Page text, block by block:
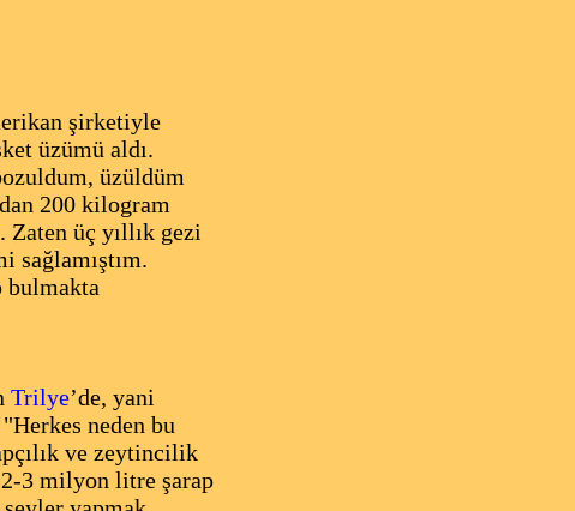
şirketiyle
üzümü aldı.
üzüldüm
200 kilogram
Zaten üç yıllık gezi
sağlamıştım.
bulmakta
Trilye’de, yani
neden bu
ve zeytincilik
2-3 milyon litre şarap